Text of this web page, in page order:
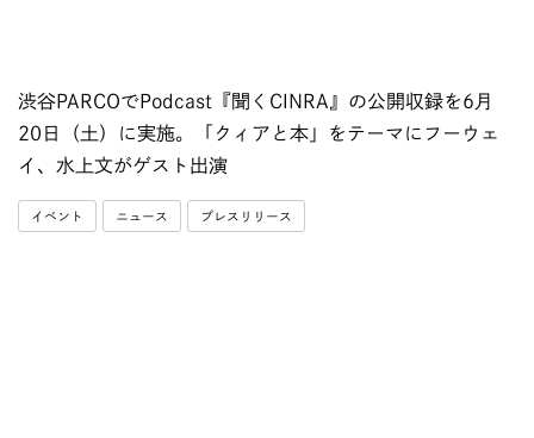
渋谷PARCOでPodcast『聞くCINRA』の公開収録を6月
20日（土）に実施。「クィアと本」をテーマにフーウェ
イ、水上文がゲスト出演
イベント ニュース プレスリリース